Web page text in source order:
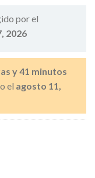
por el
2026
y 41 minutos
el agosto 11,